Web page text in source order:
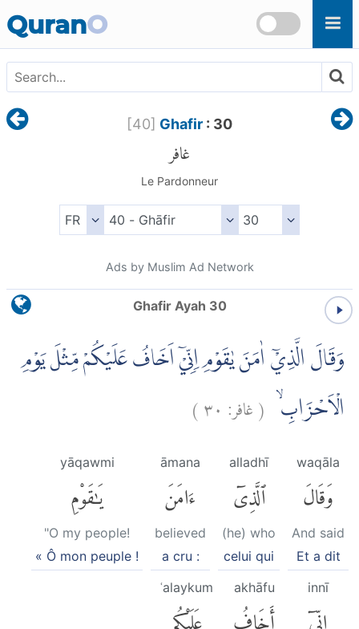
QuranO
[40] Ghafir: 30
غافر
Le Pardonneur
Ads by Muslim Ad Network
Ghafir Ayah 30
وَقَالَ الَّذِيْٓ اٰمَنَ يٰقَوْمِ اِنِّيْٓ اَخَافُ عَلَيْكُمْ مِّثْلَ يَوْمِ
الْاَحْزَابِۙ (غافر: ٣٠)
waqāla
وَقَالَ
And said
Et a dit
alladhī
ٱلَّذِىٓ
(he) who
celui qui
āmana
ءَامَنَ
believed
a cru :
yāqawmi
يَٰقَوْمِ
"O my people!
« Ô mon peuple !
innī
إِنِّىٓ
akhāfu
أَخَافُ
ʿalaykum
عَلَيْكُم